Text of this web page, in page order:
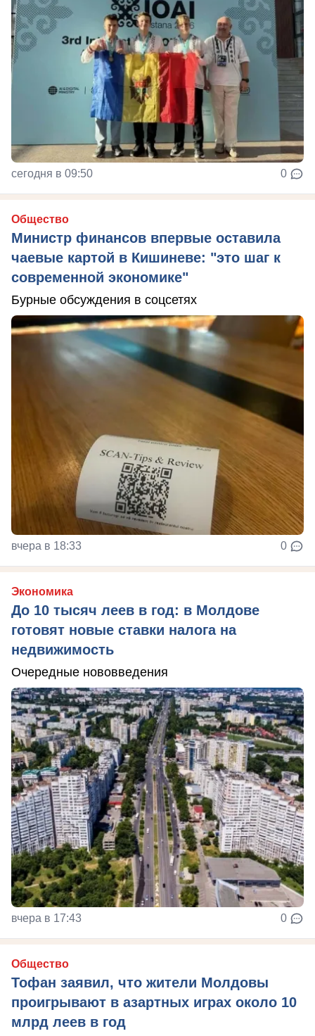
сегодня в 09:50 0
Общество
Министр финансов впервые оставила
чаевые картой в Кишиневе: "это шаг к
современной экономике"
Бурные обсуждения в соцсетях
вчера в 18:33 0
Экономика
До 10 тысяч леев в год: в Молдове
готовят новые ставки налога на
недвижимость
Очередные нововведения
вчера в 17:43 0
Общество
Тофан заявил, что жители Молдовы
проигрывают в азартных играх около 10
млрд леев в год